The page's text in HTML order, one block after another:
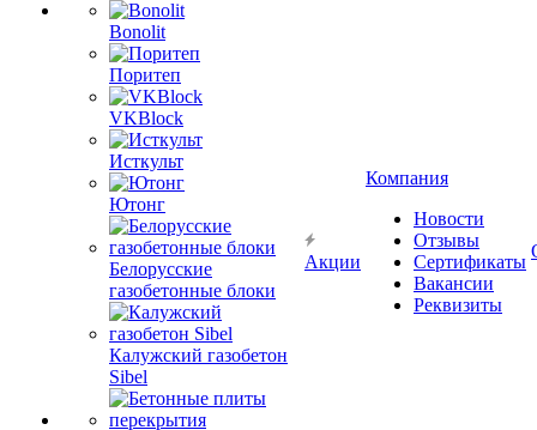
Bonolit
Поритеп
VKBlock
Исткульт
Ютонг
Белорусские
газобетонные блоки
Калужский газобетон
Sibel
Акции
Компания
Новости
Отзывы
Сертификаты
Вакансии
Реквизиты